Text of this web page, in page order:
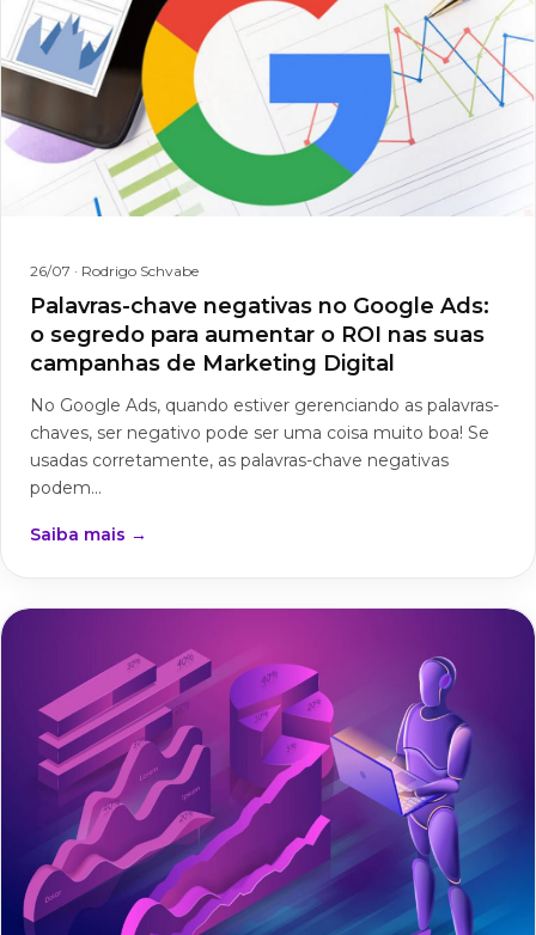
26/07 · Rodrigo Schvabe
Palavras-chave negativas no Google Ads:
o segredo para aumentar o ROI nas suas
campanhas de Marketing Digital
No Google Ads, quando estiver gerenciando as palavras-
chaves, ser negativo pode ser uma coisa muito boa! Se
usadas corretamente, as palavras-chave negativas
podem...
Saiba mais →